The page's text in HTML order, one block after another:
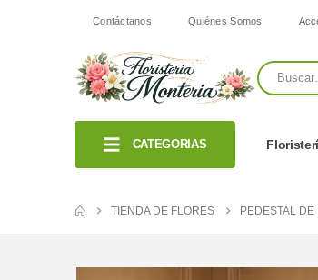
Contáctanos Quiénes Somos
CATEGORIAS
TIENDA DE FLORES PEDESTAL